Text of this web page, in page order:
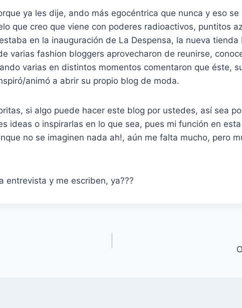
ya les dije, ando más egocéntrica que nunca y eso se
que creo que viene con poderes radioactivos, puntitos
en la inauguración de La Despensa, la nueva tienda
varias fashion bloggers aprovecharon de reunirse,
varias en distintos momentos comentaron que éste,
animó a abrir su propio blog de moda.
si algo puede hacer este blog por ustedes, así sea
ideas o inspirarlas en lo que sea, pues mi función en
no se imaginen nada ah!, aún me falta mucho, pero
entrevista y me escriben, ya???